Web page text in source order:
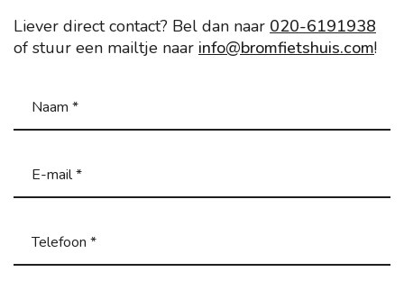
Liever direct contact? Bel dan naar 020-6191938
of stuur een mailtje naar info@bromfietshuis.com!